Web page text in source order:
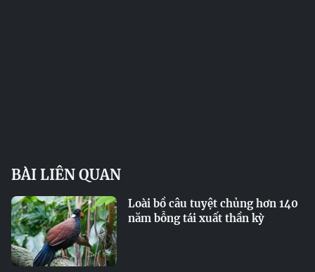
BÀI LIÊN QUAN
Loài bồ câu tuyệt chủng hơn 140
năm bỗng tái xuất thần kỳ